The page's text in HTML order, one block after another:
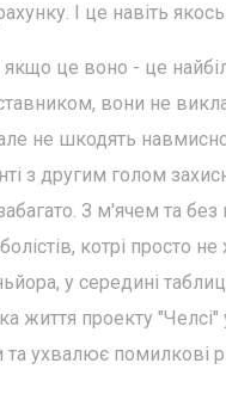
І це навіть
це воно - це
вони не
не шкодять
з другим голом
З м'ячем та
котрі просто не
у середині
життя проекту
та ухвалює помилкові